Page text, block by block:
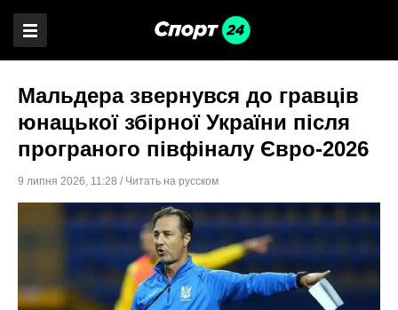
Мальдера звернувся до гравців
юнацької збірної України після
програного півфіналу Євро-2026
9 липня 2026, 11:28 / Читать на русском